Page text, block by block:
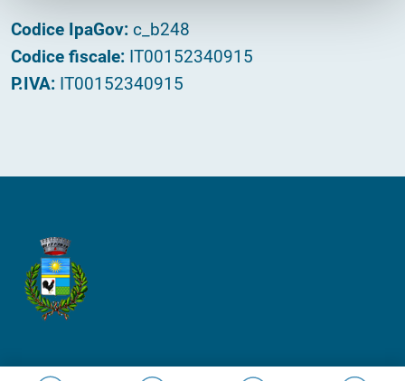
Codice IpaGov: c_b248
Codice fiscale: IT00152340915
P.IVA: IT00152340915